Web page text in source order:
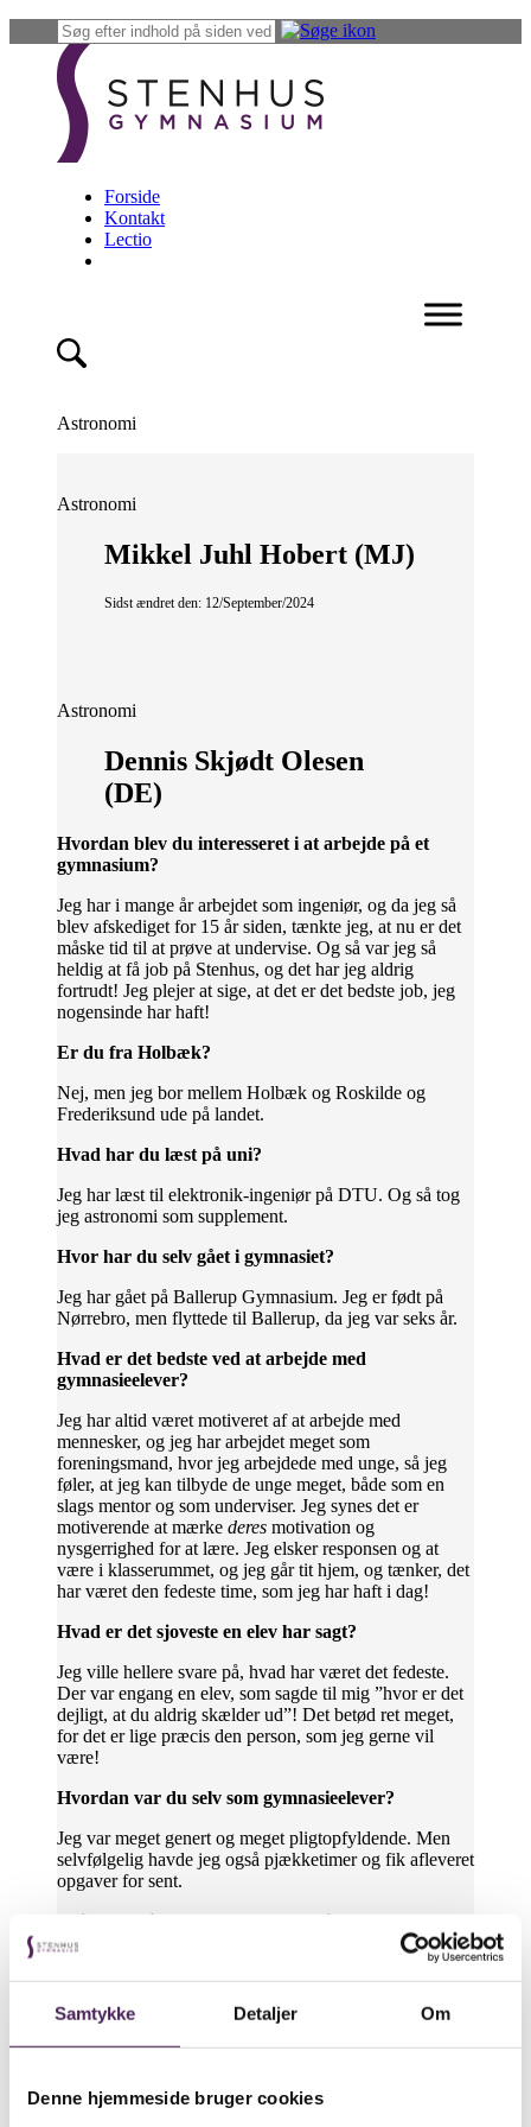
Samtykke Detaljer Om
Denne hjemmeside bruger cookies
Forside
Kontakt
Lectio
Astronomi
Astronomi
Mikkel Juhl Hobert (MJ)
Sidst ændret den: 12/September/2024
Astronomi
Dennis Skjødt Olesen
(DE)
Hvordan blev du interesseret i at arbejde på et
gymnasium?
Jeg har i mange år arbejdet som ingeniør, og da jeg så
blev afskediget for 15 år siden, tænkte jeg, at nu er det
måske tid til at prøve at undervise. Og så var jeg så
heldig at få job på Stenhus, og det har jeg aldrig
fortrudt! Jeg plejer at sige, at det er det bedste job, jeg
nogensinde har haft!
Er du fra Holbæk?
Nej, men jeg bor mellem Holbæk og Roskilde og
Frederiksund ude på landet.
Hvad har du læst på uni?
Jeg har læst til elektronik-ingeniør på DTU. Og så tog
jeg astronomi som supplement.
Hvor har du selv gået i gymnasiet?
Jeg har gået på Ballerup Gymnasium. Jeg er født på
Nørrebro, men flyttede til Ballerup, da jeg var seks år.
Hvad er det bedste ved at arbejde med
gymnasieelever?
Jeg har altid været motiveret af at arbejde med
mennesker, og jeg har arbejdet meget som
foreningsmand, hvor jeg arbejdede med unge, så jeg
føler, at jeg kan tilbyde de unge meget, både som en
slags mentor og som underviser. Jeg synes det er
motiverende at mærke deres motivation og
nysgerrighed for at lære. Jeg elsker responsen og at
være i klasserummet, og jeg går tit hjem, og tænker, det
har været den fedeste time, som jeg har haft i dag!
Hvad er det sjoveste en elev har sagt?
Jeg ville hellere svare på, hvad har været det fedeste.
Der var engang en elev, som sagde til mig ”hvor er det
dejligt, at du aldrig skælder ud”! Det betød ret meget,
for det er lige præcis den person, som jeg gerne vil
være!
Hvordan var du selv som gymnasieelever?
Jeg var meget genert og meget pligtopfyldende. Men
selvfølgelig havde jeg også pjækketimer og fik afleveret
opgaver for sent.
Hvilket fag i skolen var du bedst til?
Hvad var dit snit i gymnasiet?
8,6 på den gamle skala.